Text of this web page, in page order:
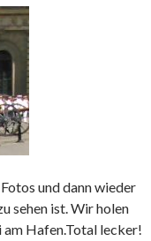
und dann wieder
sehen ist. Wir holen
am Hafen.Total lecker!